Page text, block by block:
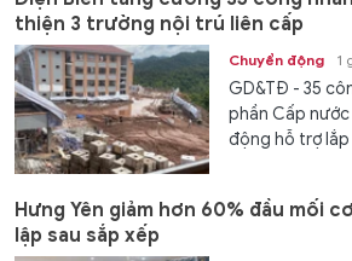
thiện 3 trường nội trú liên cấp
Chuyển động 1
GD&TĐ - 35
phần Cấp
động hỗ trợ
Hưng Yên giảm hơn 60% đầu mối
lập sau sắp xếp